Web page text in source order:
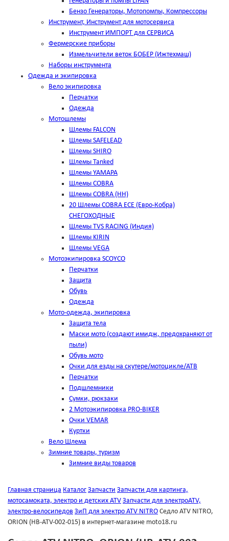
Бензо Генераторы, Мотопомпы, Компрессоры
Инструмент, Инструмент для мотосервиса
Инструмент ИМПОРТ для СЕРВИСА
Фермерские приборы
Измельчители веток БОБЕР (Ижтехмаш)
Наборы инструмента
Одежда и экипировка
Вело экипировка
Перчатки
Одежда
Мотошлемы
Шлемы FALCON
Шлемы SAFELEAD
Шлемы SHIRO
Шлемы Tanked
Шлемы YAMAPA
Шлемы COBRA
Шлемы COBRA (HH)
20 Шлемы COBRA ECE (Евро-Кобра)
СНЕГОХОДНЫЕ
Шлемы TVS RACING (Индия)
Шлемы KIRIN
Шлемы VEGA
Мотоэкипировка SCOYCO
Перчатки
Защита
Обувь
Одежда
Мото-одежда, экипировка
Защита тела
Маски мото (создают имидж, предохраняют от
пыли)
Обувь мото
Очки для езды на скутере/мотоцикле/АТВ
Перчатки
Подшлемники
Сумки, рюкзаки
2 Мотоэкипировка PRO-BIKER
Очки VEMAR
Куртки
Вело Шлема
Зимние товары, туризм
Зимние виды товаров
Главная страница Каталог Запчасти Запчасти для картинга,
мотосамоката, электро и детских ATV Запчасти для электроATV,
электро-велосипедов ЗиП для электро ATV NITRO Седло ATV NITRO,
ORION (HB-ATV-002-015) в интернет-магазине moto18.ru